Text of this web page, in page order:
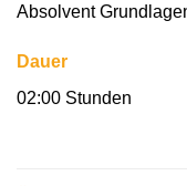
Absolvent
Dauer
02:00 Stunden